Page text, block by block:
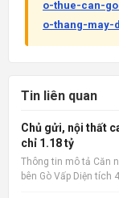
o-thue-can-
o-thang-may-
Tin liên quan
Chủ gửi, nội thất
chỉ 1.18 tỷ
Thông tin mô tả Căn
bên Gò Vấp Diện tích